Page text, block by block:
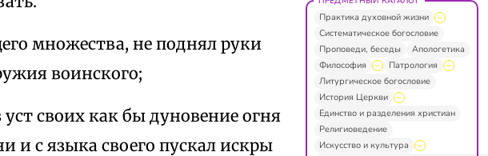
множества, не поднял руки
воинского;
уст своих как бы дуновение огня
и с языка своего пускал искры
Практика духовной жизни
Систематическое богословие
Проповеди, беседы
Апологетика
Философия
Патрология
Литургическое богословие
История Церкви
Единство и разделения христиан
Религиоведение
Искусство и культура